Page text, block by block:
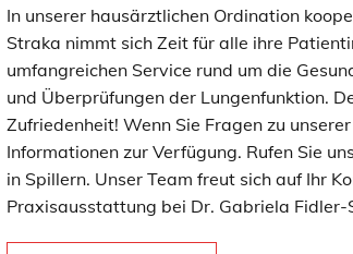
In unserer hausärztlichen Ordination
Straka nimmt sich Zeit für alle ihre
umfangreichen Service rund um die
und Überprüfungen der Lungenfunktion.
Zufriedenheit! Wenn Sie Fragen zu
Informationen zur Verfügung. Rufen Sie
in Spillern. Unser Team freut sich auf Ihr
Praxisausstattung bei Dr. Gabriela